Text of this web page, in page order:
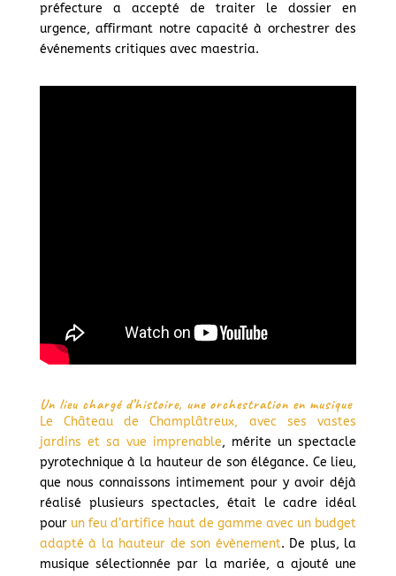
préfecture a accepté de traiter le dossier en
urgence, affirmant notre capacité à orchestrer des
événements critiques avec maestria.
Un lieu chargé d’histoire, une orchestration en musique
Le Château de Champlâtreux, avec ses vastes
jardins et sa vue imprenable, mérite un spectacle
pyrotechnique à la hauteur de son élégance. Ce lieu,
que nous connaissons intimement pour y avoir déjà
réalisé plusieurs spectacles, était le cadre idéal
pour un feu d’artifice haut de gamme avec un budget
adapté à la hauteur de son évènement. De plus, la
musique sélectionnée par la mariée, a ajouté une